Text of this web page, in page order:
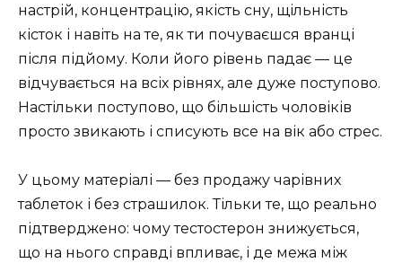
настрій, концентрацію, якість сну, щільність
кісток і навіть на те, як ти почуваєшся вранці
після підйому. Коли його рівень падає — це
відчувається на всіх рівнях, але дуже поступово.
Настільки поступово, що більшість чоловіків
просто звикають і списують все на вік або стрес.
У цьому матеріалі — без продажу чарівних
таблеток і без страшилок. Тільки те, що реально
підтверджено: чому тестостерон знижується,
що на нього справді впливає, і де межа між